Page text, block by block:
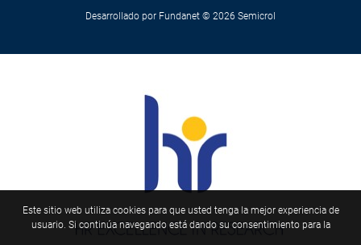
Este sitio web utiliza cookies para que usted tenga la mejor experiencia de
usuario. Si continúa navegando está dando su consentimiento para la
Desarrollado por Fundanet © 2026 Semicrol